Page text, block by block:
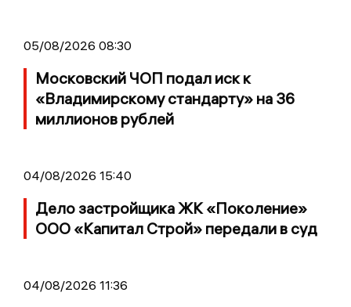
05/08/2026 08:30
Московский ЧОП подал иск к
«Владимирскому стандарту» на 36
миллионов рублей
04/08/2026 15:40
Дело застройщика ЖК «Поколение»
ООО «Капитал Строй» передали в суд
04/08/2026 11:36